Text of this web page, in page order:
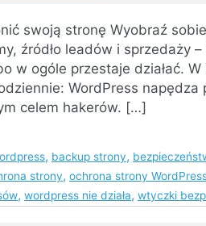
swoją stronę Wyobraź
źródło leadów i sprzedaży
w ogóle przestaje działać.
WordPress napędza
celem hakerów. […]
, backup strony,
strony, ochrona strony
, wordpress nie działa, wtyczki